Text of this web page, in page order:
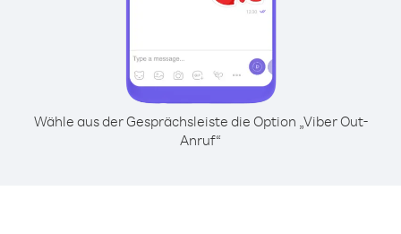
Wähle aus der Gesprächsleiste die Option „Viber Out-
Anruf“